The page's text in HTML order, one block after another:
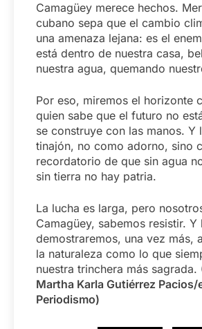
Camagüey merece hechos.
cubano sepa que el cambio
una amenaza lejana: es el
está dentro de nuestra casa,
nuestra agua, quemando
Por eso, miremos el horizonte
quien sabe que el futuro no
se construye con las manos. Y
tinajón, no como adorno, sino
recordatorio de que sin agua
sin tierra no hay patria.
La lucha es larga, pero
Camagüey, sabemos resistir. Y
demostraremos, una vez más,
la naturaleza como lo que
nuestra trinchera más sagrada.
Martha Karla Gutiérrez
Periodismo)